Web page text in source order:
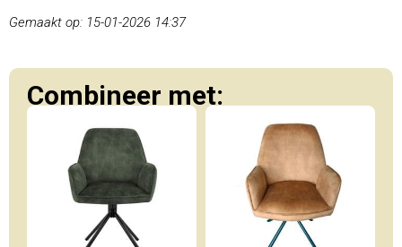
Gemaakt op: 15-01-2026 14:37
Combineer met: